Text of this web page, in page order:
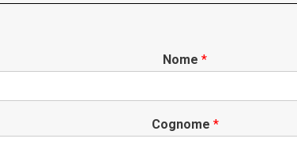
Nome *
Cognome *